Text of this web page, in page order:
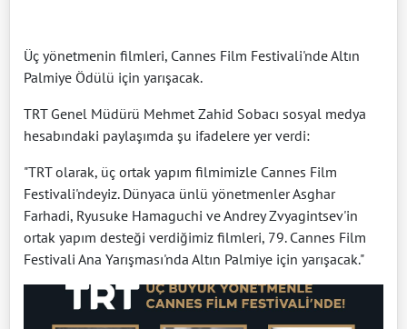
Üç yönetmenin filmleri, Cannes Film Festivali'nde Altın
Palmiye Ödülü için yarışacak.
TRT Genel Müdürü Mehmet Zahid Sobacı sosyal medya
hesabındaki paylaşımda şu ifadelere yer verdi:
"TRT olarak, üç ortak yapım filmimizle Cannes Film
Festivali'ndeyiz. Dünyaca ünlü yönetmenler Asghar
Farhadi, Ryusuke Hamaguchi ve Andrey Zvyagintsev'in
ortak yapım desteği verdiğimiz filmleri, 79. Cannes Film
Festivali Ana Yarışması'nda Altın Palmiye için yarışacak."